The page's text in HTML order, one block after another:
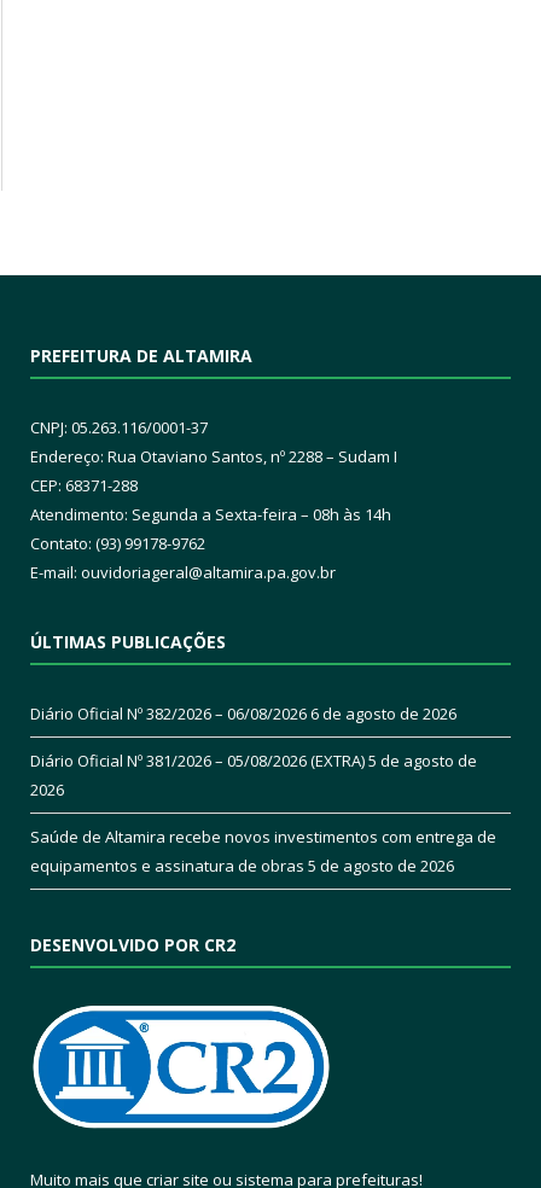
PREFEITURA DE ALTAMIRA
CNPJ: 05.263.116/0001-37
Endereço: Rua Otaviano Santos, nº 2288 – Sudam I
CEP: 68371-288
Atendimento: Segunda a Sexta-feira – 08h às 14h
Contato: (93) 99178-9762
E-mail: ouvidoriageral@altamira.pa.gov.br
ÚLTIMAS PUBLICAÇÕES
Diário Oficial Nº 382/2026 – 06/08/20266 de agosto de 2026
Diário Oficial Nº 381/2026 – 05/08/2026 (EXTRA)5 de agosto de
2026
Saúde de Altamira recebe novos investimentos com entrega de
equipamentos e assinatura de obras 5 de agosto de 2026
DESENVOLVIDO POR CR2
Muito mais que criar site ou sistema para prefeituras!